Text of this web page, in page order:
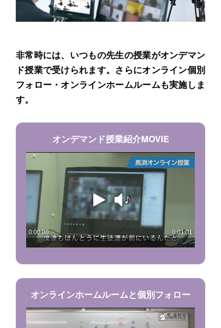
非常時には、いつもの先生の授業がオンデマン
ド授業で受けられます。さらにオンライン個別
フォロー・オンラインホームルームも実施しま
す。
オンデマンド授業紹介MOVIE
オンラインホームルームと個別フォロー